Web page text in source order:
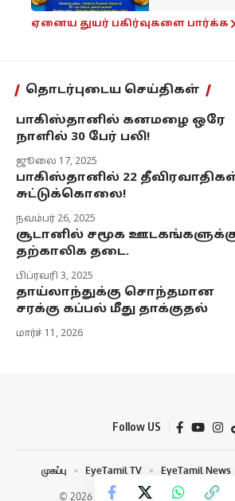
ஏனைய துயர் பகிர்வுகளை பார்க்க
தொடர்புடைய செய்திகள்
பாகிஸ்தானில் கனமழை ஒரே
நாளில் 30 பேர் பலி!
ஜூலை 17, 2025
பாகிஸ்தானில் 22
சுட்டுக்கொலை!
நவம்பர் 26, 2025
சூடானில் சமூக
தற்காலிக தடை.
பிப்ரவரி 3, 2025
தாய்லாந்துக்கு சொந்தமான
சரக்கு கப்பல் மீது தாக்குதல்
மார்ச் 11, 2026
Follow US
© 2026 Eye Tamil Media Network | All
முகப்பு EyeTamil TV EyeTamil News